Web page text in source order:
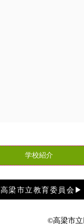
学校紹介
高梁市立教育委員会▶︎
​©️高梁市立